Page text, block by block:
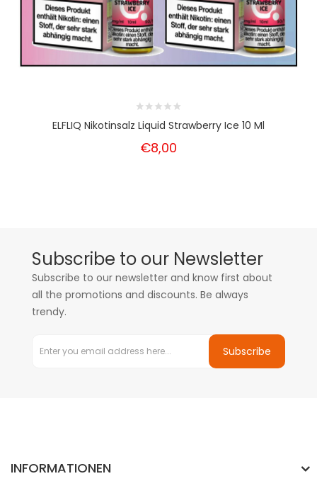
ELFLIQ Nikotinsalz Liquid Strawberry Ice 10 Ml
€8,00
Subscribe to our Newsletter
Subscribe to our newsletter and know first about
all the promotions and discounts. Be always
trendy.
Subscribe
INFORMATIONEN